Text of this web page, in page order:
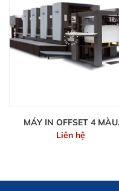
MÁY IN OFFSET 4 MÀU
HEIDELBERG CD102-4
Liên hệ